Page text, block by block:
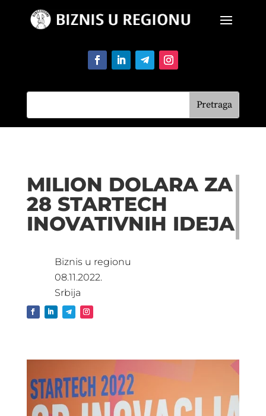
MILION DOLARA ZA
28 STARTECH
INOVATIVNIH IDEJA
Biznis u regionu
08.11.2022.
Srbija